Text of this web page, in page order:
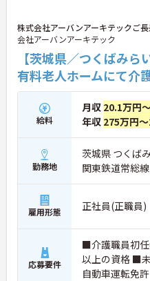
株式会社アーバンアーキテックご
会社アーバンアーキテック
【茨城県／つくばみ
有料老人ホームにて介
給料
月収 20.1万円
年収 275万円
勤務地
茨城県 つくば
関東鉄道常総
雇用形態 正社員(正職員)
応募要件
■介護職員初任
以上の資格 ■
自動車運転免